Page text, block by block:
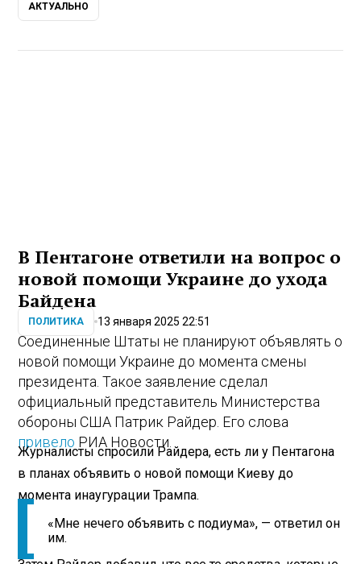
АКТУАЛЬНО
В Пентагоне ответили на вопрос о
новой помощи Украине до ухода
Байдена
ПОЛИТИКА 13 января 2025 22:51
Соединенные Штаты не планируют объявлять о
новой помощи Украине до момента смены
президента. Такое заявление сделал
официальный представитель Министерства
обороны США Патрик Райдер. Его слова
привело РИА Новости.
Журналисты спросили Райдера, есть ли у Пентагона
в планах объявить о новой помощи Киеву до
момента инаугурации Трампа.
«Мне нечего объявить с подиума», — ответил он
им.